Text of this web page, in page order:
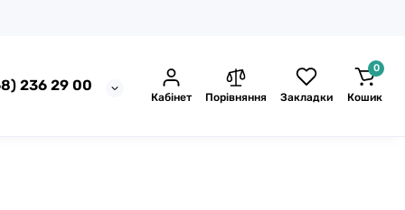
236 29 00
Кабінет Порівняння Закладки
0
Кошик